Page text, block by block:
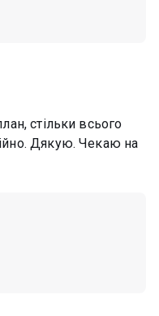
стільки всього
Дякую. Чекаю на